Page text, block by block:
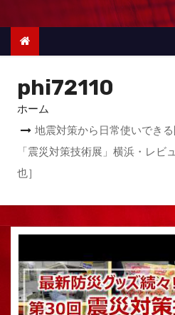
phi72110
ホーム
地震対策から日常使いでき
「震災対策技術展」横浜・レビ
也］